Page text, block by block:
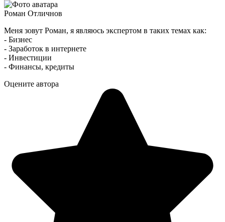
Роман Отличнов
Меня зовут Роман, я являюсь экспертом в таких темах как:
- Бизнес
- Заработок в интернете
- Инвестиции
- Финансы, кредиты
Оцените автора